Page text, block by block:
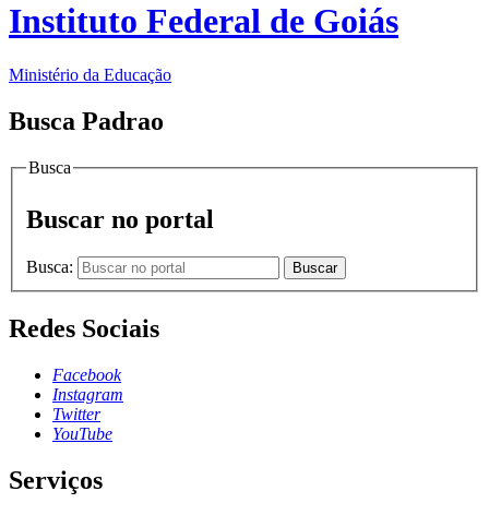
Instituto Federal de Goiás
Ministério da Educação
Busca Padrao
Busca
Buscar no portal
Busca: Buscar
Redes Sociais
Facebook
Instagram
Twitter
YouTube
Serviços